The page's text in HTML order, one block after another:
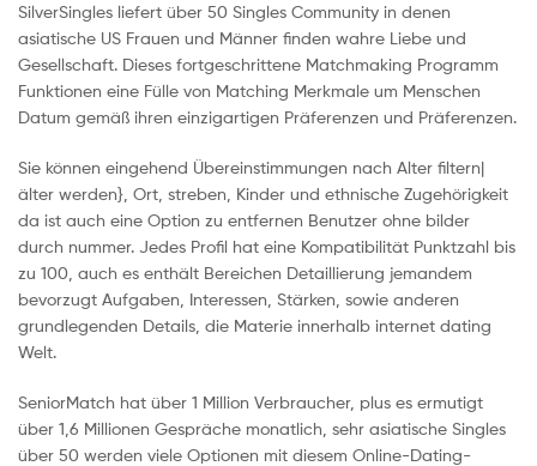
SilverSingles liefert über 50 Singles Community in denen
asiatische US Frauen und Männer finden wahre Liebe und
Gesellschaft. Dieses fortgeschrittene Matchmaking Programm
Funktionen eine Fülle von Matching Merkmale um Menschen
Datum gemäß ihren einzigartigen Präferenzen und Präferenzen.
Sie können eingehend Übereinstimmungen nach Alter filtern|
älter werden}, Ort, streben, Kinder und ethnische Zugehörigkeit
da ist auch eine Option zu entfernen Benutzer ohne bilder
durch nummer. Jedes Profil hat eine Kompatibilität Punktzahl bis
zu 100, auch es enthält Bereichen Detaillierung jemandem
bevorzugt Aufgaben, Interessen, Stärken, sowie anderen
grundlegenden Details, die Materie innerhalb internet dating
Welt.
SeniorMatch hat über 1 Million Verbraucher, plus es ermutigt
über 1,6 Millionen Gespräche monatlich, sehr asiatische Singles
über 50 werden viele Optionen mit diesem Online-Dating-